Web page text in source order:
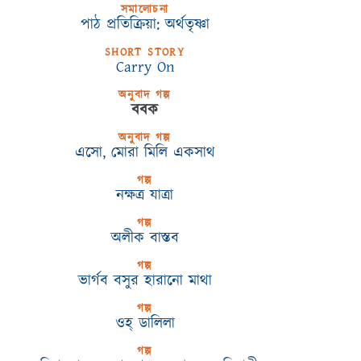
সমালোচনা
পাঠ প্রতিক্রিয়া: অর্থতৃষ্ণা
SHORT STORY
Carry On
অনুবাদ গল্প
ববক
অনুবাদ গল্প
এসো, মোরা মিলি একসাথ
গল্প
নক্ষত্র যাত্রা
গল্প
অলীক বাস্তব
গল্প
ভার্গব বসুর হারানো মাথা
গল্প
ওহ্‌ ডালিলা
গল্প